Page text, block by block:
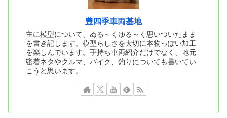
豊四季車両基地
主に模型について、ぬる～くゆる～く思いついたまま
を書き記します。模型らしさを大切に本物っぽい加工
を楽しんでいます。手持ち車両紹介だけでなく、地元
密着ネタやクルマ、バイク、釣りについても書いてい
こうと思います。